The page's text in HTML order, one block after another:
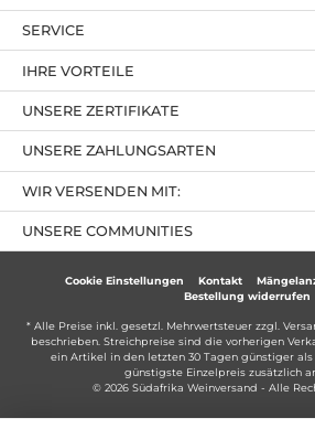
IHRE VORTEILE
UNSERE ZAHLUNGSARTEN
UNSERE ZERTIFIKATE
SERVICE
UNSERE COMMUNITIES
WIR VERSENDEN MIT:
Cookie Einstellungen Kontakt
Bestellung widerrufen
* Alle Preise inkl. gesetzl. Mehrwertsteuer zzgl.
beschrieben. Streichpreise sind die vorherigen
ein Artikel in den letzten 30 Tagen günstiger
günstigste Einzelpreis zusätzlich
© 2026 Südafrika Weinversand - Alle